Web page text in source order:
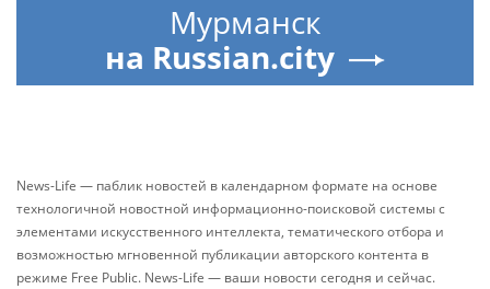
Мурманск
на Russian.city
News-Life — паблик новостей в календарном формате на основе
технологичной новостной информационно-поисковой системы с
элементами искусственного интеллекта, тематического отбора и
возможностью мгновенной публикации авторского контента в
режиме Free Public. News-Life — ваши новости сегодня и сейчас.